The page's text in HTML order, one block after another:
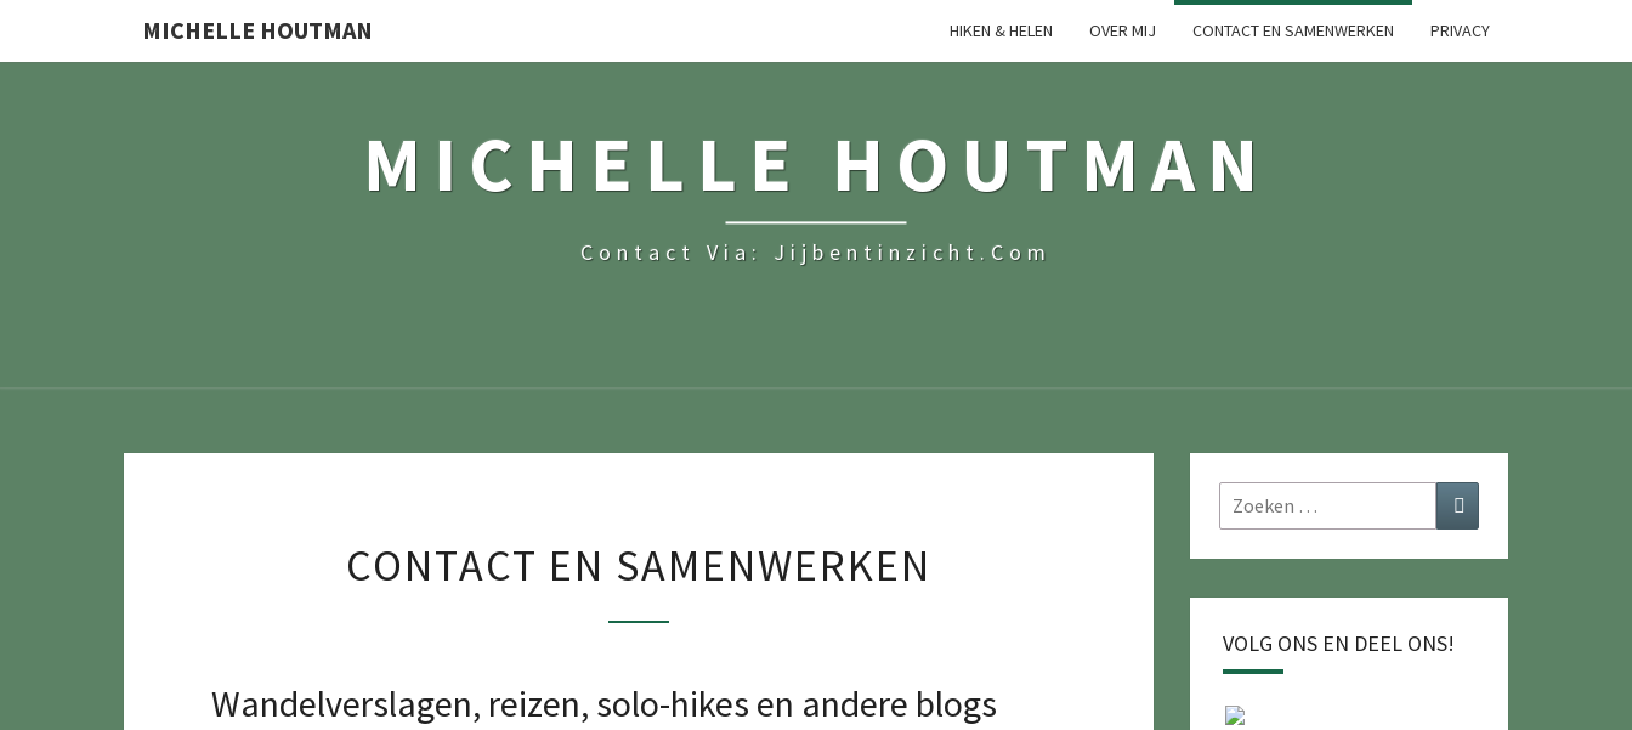
MICHELLE HOUTMAN HIKEN & HELEN OVER MIJ CONTACT EN SAMENWERKEN PRIVACY
MICHELLE HOUTMAN
Contact Via: Jijbentinzicht.com
O
C
CONTACT EN SAMENWERKEN
Wandelverslagen, reizen, solo-hikes en andere blogs
Zoeken
naar:
VOLG ONS EN DEEL ONS!